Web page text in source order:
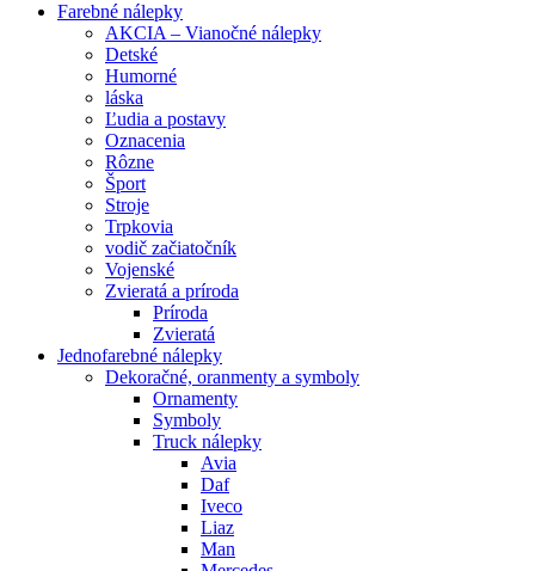
Farebné nálepky
AKCIA – Vianočné nálepky
Detské
Humorné
láska
Ľudia a postavy
Oznacenia
Rôzne
Šport
Stroje
Trpkovia
vodič začiatočník
Vojenské
Zvieratá a príroda
Príroda
Zvieratá
Jednofarebné nálepky
Dekoračné, oranmenty a symboly
Ornamenty
Symboly
Truck nálepky
Avia
Daf
Iveco
Liaz
Man